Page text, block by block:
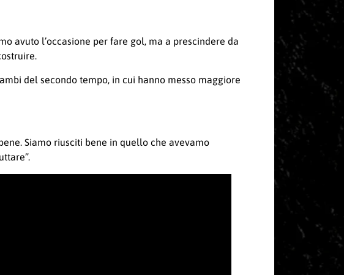
avuto l’occasione per fare gol, ma a prescindere da
del secondo tempo, in cui hanno messo maggiore
Siamo riusciti bene in quello che avevamo